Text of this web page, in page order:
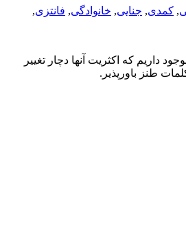
, کمدی, جنایی, خانوادگی, فانتزی,
داریم که اکثریت آنها دچار تغییر
طنز باورپذیر.